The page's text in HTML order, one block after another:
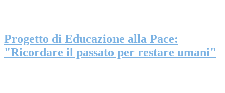
Progetto di Educazione alla Pace:
"Ricordare il passato per restare umani"